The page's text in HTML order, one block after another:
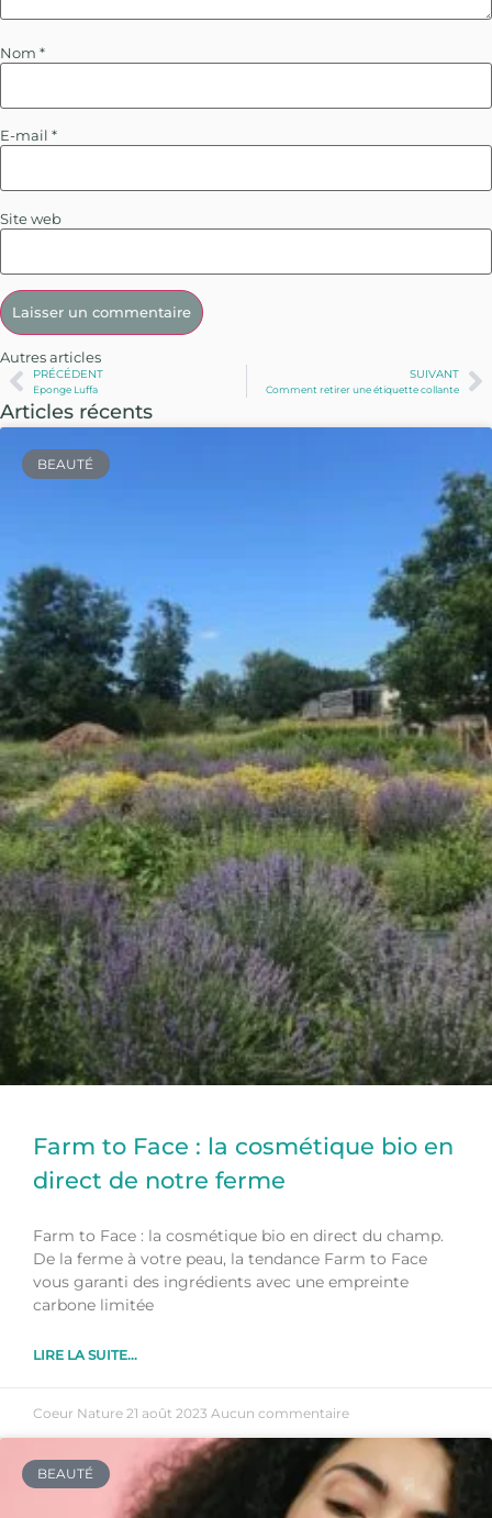
Nom *
E-mail *
Site web
Autres articles
PRÉCÉDENT
Eponge Luffa
SUIVANT
Comment retirer une étiquette collante
Articles récents
BEAUTÉ
Farm to Face : la cosmétique bio en
direct de notre ferme
Farm to Face : la cosmétique bio en direct du champ.
De la ferme à votre peau, la tendance Farm to Face
vous garanti des ingrédients avec une empreinte
carbone limitée
LIRE LA SUITE...
Coeur Nature 21 août 2023 Aucun commentaire
BEAUTÉ